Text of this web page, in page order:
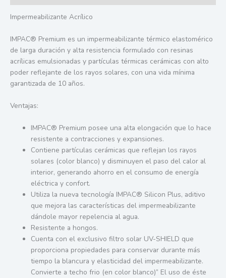
cantidad
Impermeabilizante Acrílico
IMPAC® Premium es un impermeabilizante térmico elastomérico
de larga duración y alta resistencia formulado con resinas
acrílicas emulsionadas y partículas térmicas cerámicas con alto
poder reflejante de los rayos solares, con una vida mínima
garantizada de 10 años.
Ventajas:
IMPAC® Premium posee una alta elongación que lo hace
resistente a contracciones y expansiones.
Contiene partículas cerámicas que reflejan los rayos
solares (color blanco) y disminuyen el paso del calor al
interior, generando ahorro en el consumo de energía
eléctrica y confort.
Utiliza la nueva tecnología IMPAC® Silicon Plus, aditivo
que mejora las características del impermeabilizante
dándole mayor repelencia al agua.
Resistente a hongos.
Cuenta con el exclusivo filtro solar UV-SHIELD que
proporciona propiedades para conservar durante más
tiempo la blancura y elasticidad del impermeabilizante.
Convierte a techo frio (en color blanco)” El uso de éste